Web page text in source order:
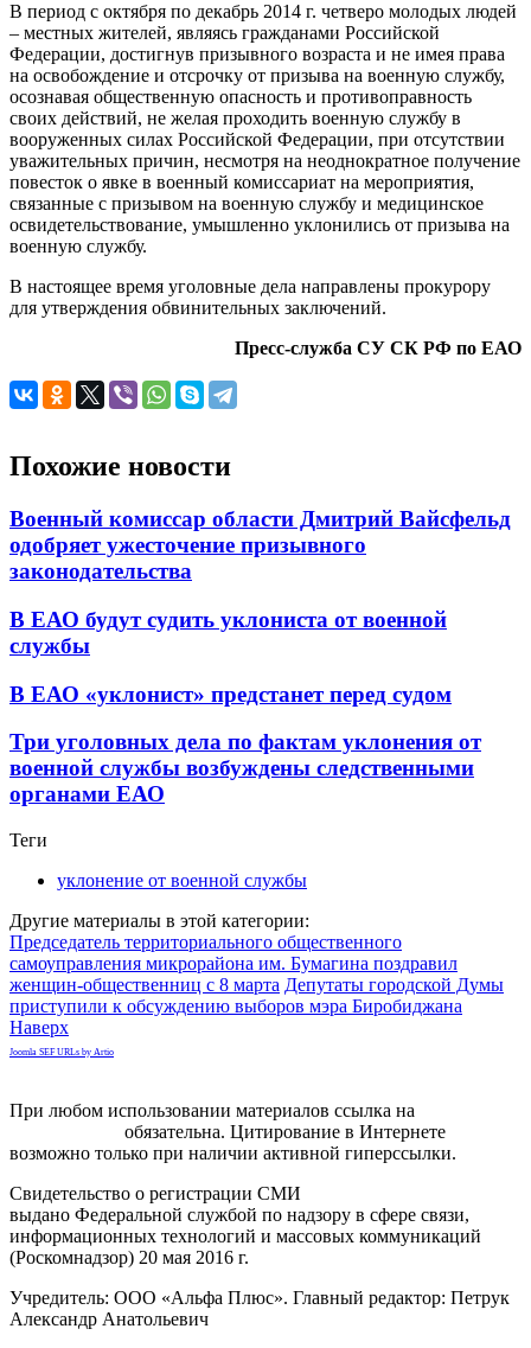
В период с октября по декабрь 2014 г. четверо молодых людей
– местных жителей, являясь гражданами Российской
Федерации, достигнув призывного возраста и не имея права
на освобождение и отсрочку от призыва на военную службу,
осознавая общественную опасность и противоправность
своих действий, не желая проходить военную службу в
вооруженных силах Российской Федерации, при отсутствии
уважительных причин, несмотря на неоднократное получение
повесток о явке в военный комиссариат на мероприятия,
связанные с призывом на военную службу и медицинское
освидетельствование, умышленно уклонились от призыва на
военную службу.
В настоящее время уголовные дела направлены прокурору
для утверждения обвинительных заключений.
Пресс-служба СУ СК РФ по ЕАО
Похожие новости
Военный комиссар области Дмитрий Вайсфельд
одобряет ужесточение призывного
законодательства
В ЕАО будут судить уклониста от военной
службы
В ЕАО «уклонист» предстанет перед судом
Три уголовных дела по фактам уклонения от
военной службы возбуждены следственными
органами ЕАО
Теги
уклонение от военной службы
Другие материалы в этой категории:
Председатель территориального общественного
самоуправления микрорайона им. Бумагина поздравил
женщин-общественниц с 8 марта Депутаты городской Думы
приступили к обсуждению выборов мэра Биробиджана
Наверх
Joomla SEF URLs by Artio
При любом использовании материалов ссылка на
обязательна. Цитирование в Интернете
возможно только при наличии активной гиперссылки.
Свидетельство о регистрации СМИ
выдано Федеральной службой по надзору в сфере связи,
информационных технологий и массовых коммуникаций
(Роскомнадзор) 20 мая 2016 г.
Учредитель: ООО «Альфа Плюс». Главный редактор: Петрук
Александр Анатольевич